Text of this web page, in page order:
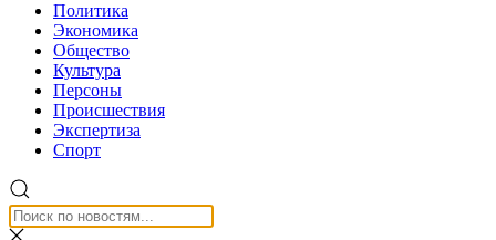
Политика
Экономика
Общество
Культура
Персоны
Происшествия
Экспертиза
Спорт